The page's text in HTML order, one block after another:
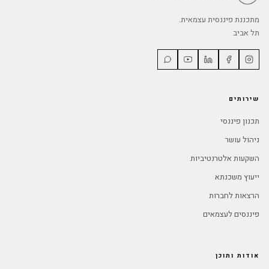
מתכננת פיננסית עצמאית.
תל אביב
שירותים
תכנון פיננסי
ניהול עושר
השקעות אלטרנטיביות
ייעוץ משכנתא
הרצאות לחברות
פיננסים לעצמאים
אודות ותוכן